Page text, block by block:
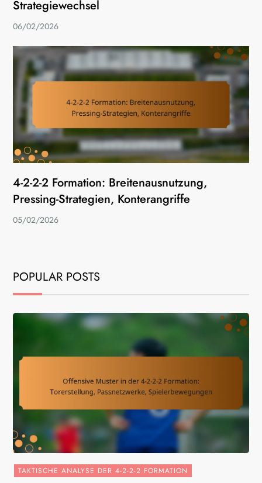
Strategiewechsel
06/02/2026
4-2-2-2 Formation: Breitenausnutzung,
Pressing-Strategien, Konterangriffe
05/02/2026
POPULAR POSTS
TAKTISCHE ANALYSE DER 4-2-2-2 FORMATION